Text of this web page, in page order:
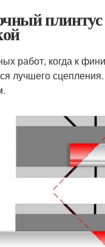
работ, когда к
лучшего